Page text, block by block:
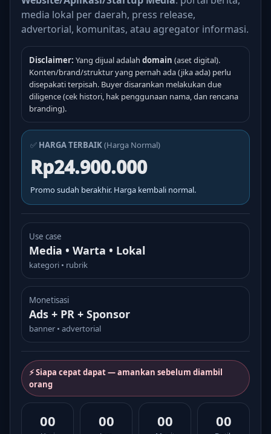
media lokal per daerah, press release,
advertorial, komunitas, atau agregator informasi.
Disclaimer: Yang dijual adalah domain (aset digital).
Konten/brand/struktur yang pernah ada (jika ada) perlu
disepakati terpisah. Buyer disarankan melakukan due
diligence (cek histori, hak penggunaan nama, dan rencana
branding).
✅ HARGA TERBAIK(Harga Normal)
Rp24.900.000
Promo sudah berakhir. Harga kembali normal.
Use case
Media • Warta • Lokal
kategori • rubrik
Monetisasi
Ads + PR + Sponsor
banner • advertorial
⚡ Siapa cepat dapat — amankan sebelum diambil
orang
00 00 00 00